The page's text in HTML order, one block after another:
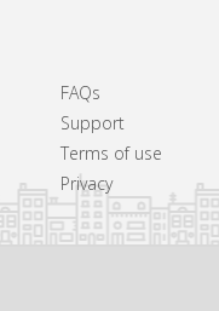
FAQs
Support
Terms of use
Privacy